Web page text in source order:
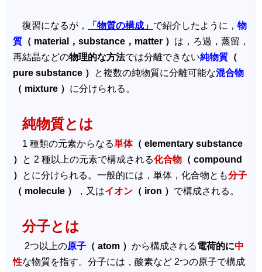
復習になるが， 「物質の構成」 で紹介したように， 物
質 （ material，substance，matter ） は，ろ過，蒸留，
再結晶などの物理的な方法では分離できない純物質 （
pure substance ）
と複数の純物質に分離可能な混合物
（ mixture ） に分けられる。
純物質とは
1 種類の元素からなる単体（ elementary substance
）
と 2 種以上の元素で構成される化合物 （ compound
）
とに分けられる。一般的には，単体，化合物とも分子
（ molecule ）
，又はイオン （ iron ） で構成される。
分子とは
2つ以上の原子 （ atom ） から構成される電荷的に中
性な物質を指す。分子には，酸素など 2つの原子で構成